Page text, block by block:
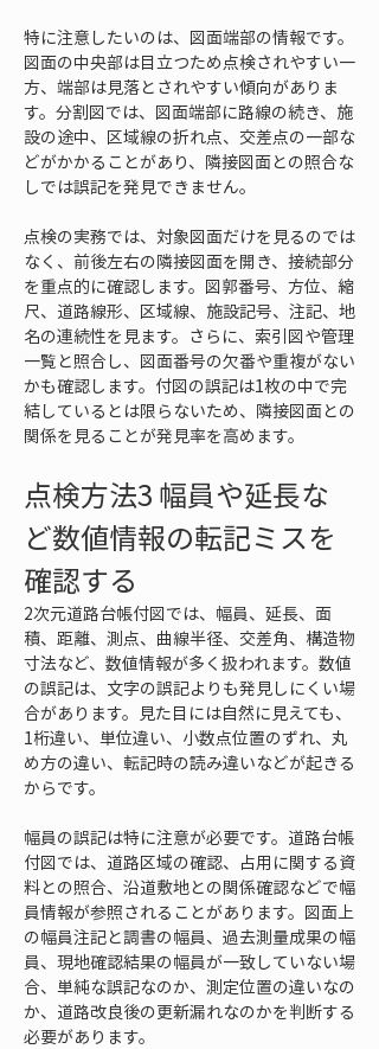
特に注意したいのは、図面端部の情報です。
図面の中央部は目立つため点検されやすい一
方、端部は見落とされやすい傾向がありま
す。分割図では、図面端部に路線の続き、施
設の途中、区域線の折れ点、交差点の一部な
どがかかることがあり、隣接図面との照合な
しでは誤記を発見できません。
点検の実務では、対象図面だけを見るのでは
なく、前後左右の隣接図面を開き、接続部分
を重点的に確認します。図郭番号、方位、縮
尺、道路線形、区域線、施設記号、注記、地
名の連続性を見ます。さらに、索引図や管理
一覧と照合し、図面番号の欠番や重複がない
かも確認します。付図の誤記は1枚の中で完
結しているとは限らないため、隣接図面との
関係を見ることが発見率を高めます。
点検方法3 幅員や延長な
ど数値情報の転記ミスを
確認する
2次元道路台帳付図では、幅員、延長、面
積、距離、測点、曲線半径、交差角、構造物
寸法など、数値情報が多く扱われます。数値
の誤記は、文字の誤記よりも発見しにくい場
合があります。見た目には自然に見えても、
1桁違い、単位違い、小数点位置のずれ、丸
め方の違い、転記時の読み違いなどが起きる
からです。
幅員の誤記は特に注意が必要です。道路台帳
付図では、道路区域の確認、占用に関する資
料との照合、沿道敷地との関係確認などで幅
員情報が参照されることがあります。図面上
の幅員注記と調書の幅員、過去測量成果の幅
員、現地確認結果の幅員が一致していない場
合、単純な誤記なのか、測定位置の違いなの
か、道路改良後の更新漏れなのかを判断する
必要があります。